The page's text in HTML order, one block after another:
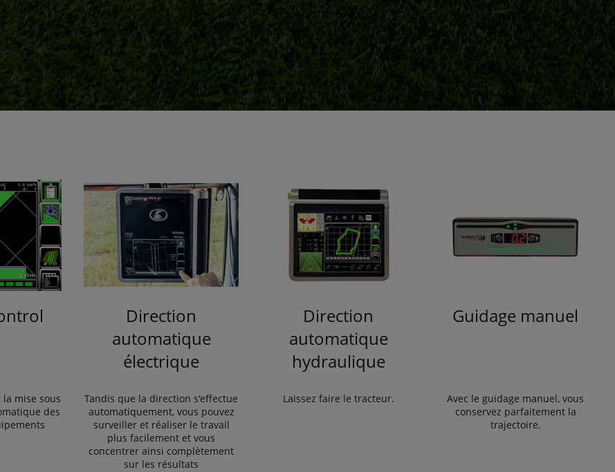
la mise sous
des
Direction
automatique
électrique
Tandis que la direction s'effectue
automatiquement, vous pouvez
surveiller et réaliser le travail
plus facilement et vous
concentrer ainsi complètement
sur les résultats
Direction
automatique
hydraulique
Laissez faire le tracteur.
Guidage manuel
Avec le guidage manuel, vous
conservez parfaitement la
trajectoire.